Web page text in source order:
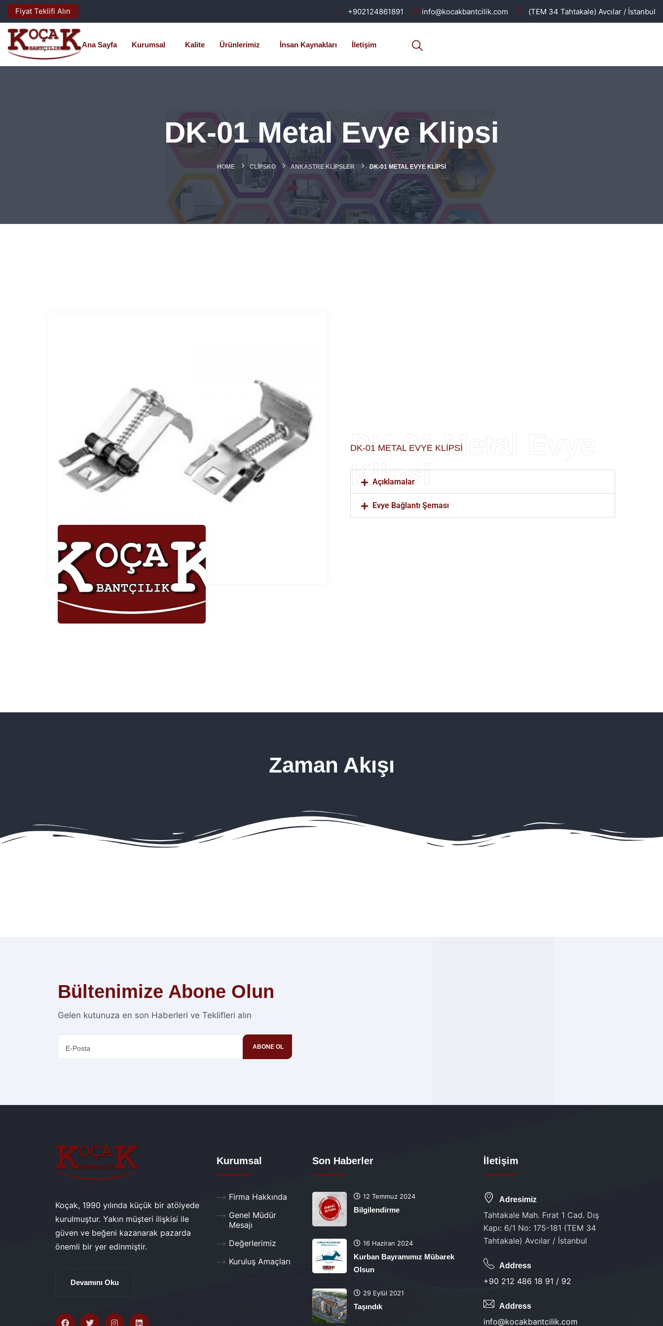
Fiyat Teklifi Alın +902124861891 info@kocakbantcilik.com (TEM 34 Tahtakale) Avcılar / İstanbul
Ana Sayfa Kurumsal Kalite Ürünlerimiz İnsan Kaynakları İletişim
DK-01 Metal Evye Klipsi
HOME CLIPSKO ANKASTRE KLIPSLER DK-01 METAL EVYE KLIPSI
DK-01 METAL EVYE KLIPSI
DK-01 Metal Evye
Klipsi
Açıklamalar
Evye Bağlantı Şeması
Zaman Akışı
Bültenimize Abone Olun
Gelen kutunuza en son Haberleri ve Teklifleri alın
Koçak, 1990 yılında küçük bir atölyede
kurulmuştur. Yakın müşteri ilişkisi ile
güven ve beğeni kazanarak pazarda
önemli bir yer edinmiştir.
Devamını Oku
Kurumsal
Firma Hakkında
Genel Müdür
Mesajı
Değerlerimiz
Kuruluş Amaçları
Son Haberler
12 Temmuz 2024
Bilgilendirme
16 Haziran 2024
Kurban Bayramımız Mübarek
Olsun
29 Eylül 2021
Taşındık
İletişim
Adresimiz
Tahtakale Mah. Fırat 1 Cad. Dış
Kapı: 6/1 No: 175-181 (TEM 34
Tahtakale) Avcılar / İstanbul
Address
+90 212 486 18 91 / 92
Address
info@kocakbantcilik.com